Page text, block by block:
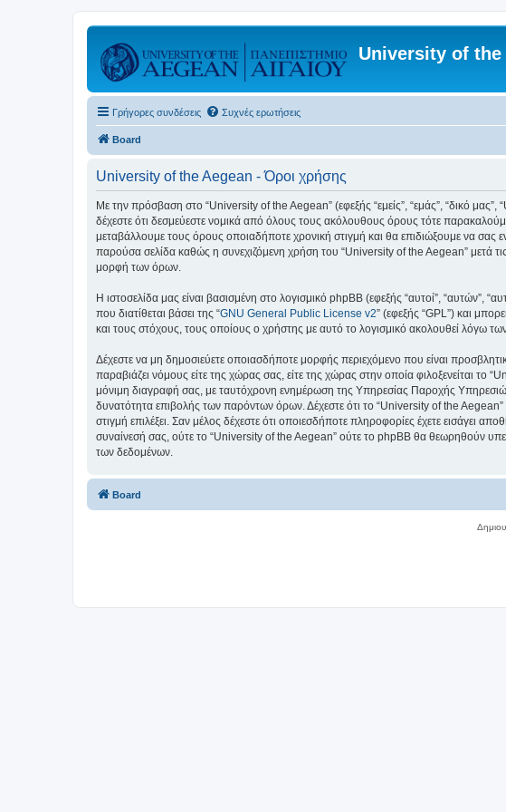
University of the
Γρήγορες συνδέσεις Συχνές ερωτήσεις
Board
University of the Aegean - Όροι χρήσης
Με την πρόσβαση στο “University of the Aegean” (εφεξής “εμείς”, “εμάς”, “δικό
δέχεστε ότι δεσμεύεστε νομικά από όλους τους ακόλουθους όρους τότε
μεταβάλλουμε τους όρους οποιαδήποτε χρονική στιγμή και θα επιδιώξουμε να
παρούσα σελίδα καθώς η συνεχιζόμενη χρήση του “University of the Aegean” μετά
μορφή των όρων.
Η ιστοσελίδα μας είναι βασισμένη στο λογισμικό phpBB (εφεξής “αυτοί”,
που διατίθεται βάσει της “GNU General Public License v2” (εφεξής “GPL”) και
και τους στόχους, τους οποίους ο χρήστης με αυτό το λογισμικό ακολουθεί λόγω
Δέχεστε να μη δημοσιεύετε οποιασδήποτε μορφής περιεχόμενο που είναι
παραβιάζει νόμους είτε της χώρας σας, είτε της χώρας στην οποία φιλοξενείται το
μόνιμη διαγραφή σας, με ταυτόχρονη ενημέρωση της Υπηρεσίας Παροχής
δυνατότητα επιβολής των παρόντων όρων. Δέχεστε ότι το “University of the Aegean”
στιγμή επιλέξει. Σαν μέλος δέχεστε ότι οποιεσδήποτε πληροφορίες έχετε εισάγει
συναίνεσή σας, ούτε το “University of the Aegean” ούτε το phpBB θα θεωρηθούν
των δεδομένων.
Board